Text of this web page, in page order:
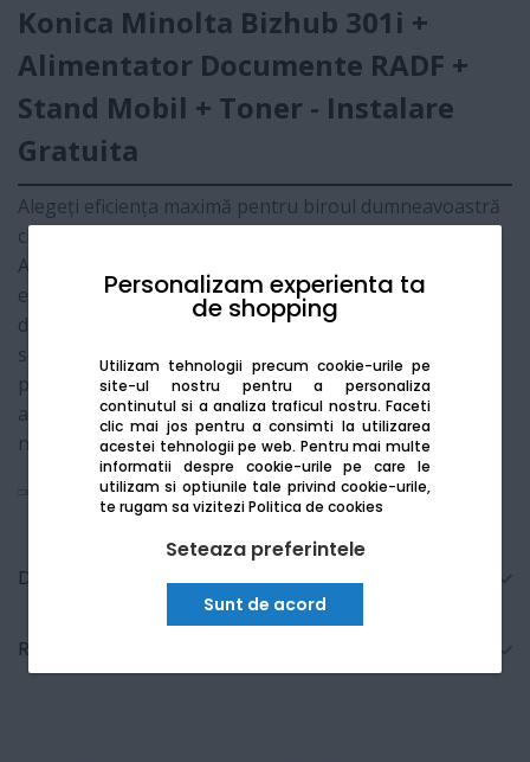
Personalizam experienta ta
de shopping
Utilizam tehnologii precum cookie-urile pe
site-ul nostru pentru a personaliza
continutul si a analiza traficul nostru. Faceti
clic mai jos pentru a consimti la utilizarea
acestei tehnologii pe web. Pentru mai multe
informatii despre cookie-urile pe care le
utilizam si optiunile tale privind cookie-urile,
te rugam sa viziteziPolitica de cookies
Seteaza preferintele
Sunt de acord
Konica Minolta Bizhub 301i +
Alimentator Documente RADF +
Stand Mobil + Toner - Instalare
Gratuita
Alegeți eficiența maximă pentru biroul dumneavoastră
cu pachetul promoțional
Acest multifuncțional monocrom A3 din gama i-Series
este livrat alături de alimentatorul automat de
documente (RADF) și standul mobil original, oferind o
soluție "la cheie" pentru digitalizare și imprimare. Ideal
pentru volume de lucru constante, echipamentul
asigură costuri de exploatare reduse și o fiabilitate de
neegalat.
Vezi mai mult
Detalii tehnice
Recenzii